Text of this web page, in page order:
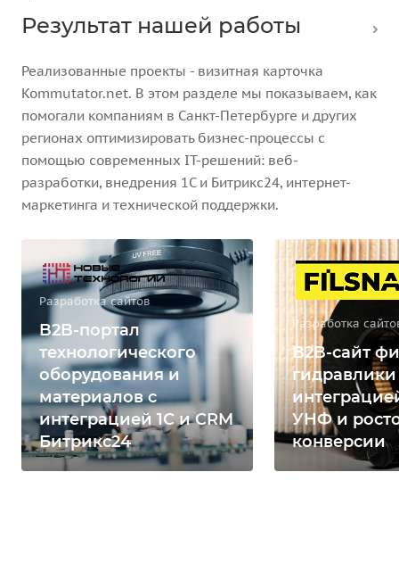
Результат нашей работы
Реализованные проекты - визитная карточка
Kommutator.net. В этом разделе мы показываем, как
помогали компаниям в Санкт-Петербурге и других
регионах оптимизировать бизнес-процессы с
помощью современных IT-решений: веб-
разработки, внедрения 1С и Битрикс24, интернет-
маркетинга и технической поддержки.
Разработка сайтов
B2B-портал
технологического
оборудования и
материалов с
интеграцией 1С и CRM
Битрикс24
Разработка
B2B-сайт
гидравлики
УНФ и
конверсии